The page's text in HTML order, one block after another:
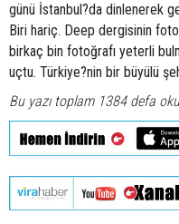
günü İstanbul?da dinlenerek
Biri hariç. Deep dergisinin
birkaç bin fotoğrafı yeterli
uçtu. Türkiye?nin bir büyülü
Bu yazı toplam 1384 defa